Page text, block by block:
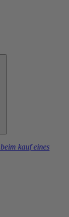
beim kauf eines